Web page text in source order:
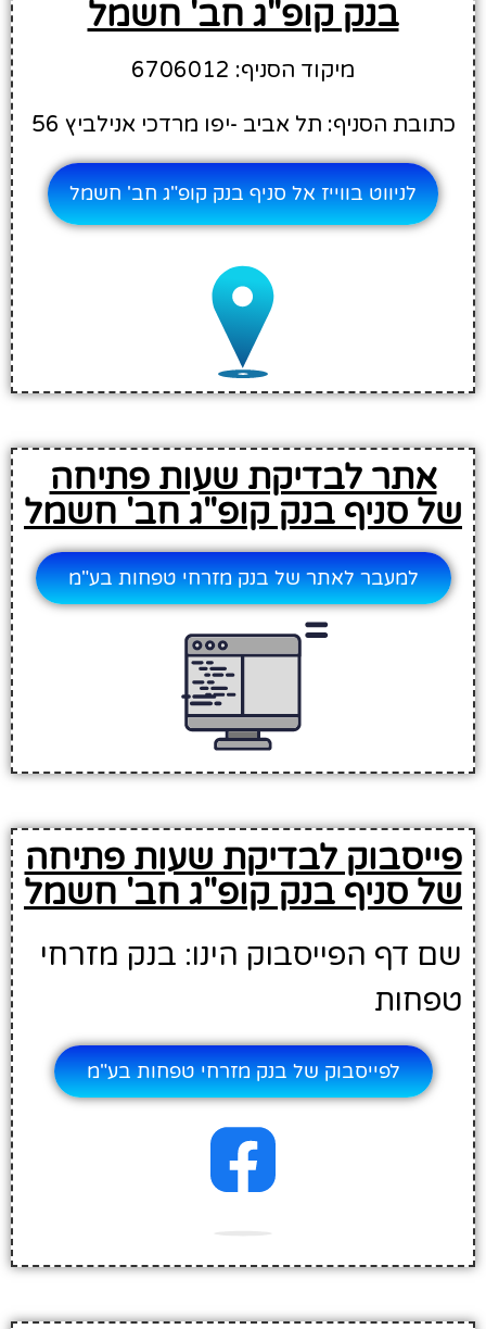
בנק קופ"ג חב' חשמל
מיקוד הסניף: 6706012
כתובת הסניף: תל אביב -יפו מרדכי אנילביץ 56
לניווט בווייז אל סניף בנק קופ"ג חב' חשמל
אתר לבדיקת שעות פתיחה
של סניף בנק קופ"ג חב' חשמל
למעבר לאתר של בנק מזרחי טפחות בע"מ
פייסבוק לבדיקת שעות פתיחה
של סניף בנק קופ"ג חב' חשמל
שם דף הפייסבוק הינו: בנק מזרחי
טפחות
לפייסבוק של בנק מזרחי טפחות בע"מ